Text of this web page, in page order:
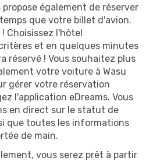
propose également de réserver
que votre billet d'avion.
Choisissez l'hôtel
et en quelques minutes
réservé ! Vous souhaitez plus
votre voiture à Wasu
gérer votre réservation
l'application eDreams. Vous
en direct sur le statut de
que toutes les informations
de main.
vous serez prêt à partir